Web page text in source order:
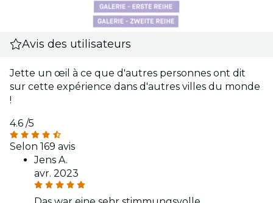
Avis des utilisateurs
Jette un œil à ce que d'autres personnes ont dit
sur cette expérience dans d'autres villes du monde
!
4.6 /5
Selon 169 avis
Jens A.
avr. 2023